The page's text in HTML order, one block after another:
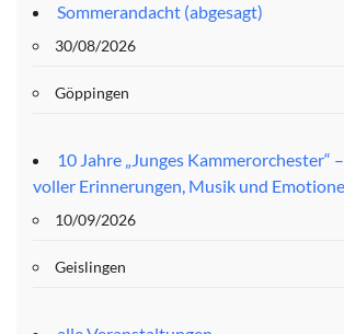
Sommerandacht (abgesagt)
30/08/2026
Göppingen
10 Jahre „Junges Kammerorchester“
voller Erinnerungen, Musik und
10/09/2026
Geislingen